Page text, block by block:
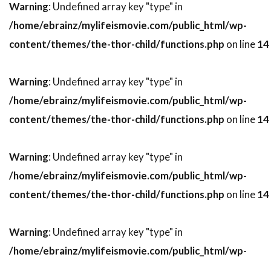
トーマス・サングスター
トーマス・ジェーン
トーマス・タル
トーマス・フォン・プレムセン
トーマス・マッカーシー
トーマス・マン
ドイツ
ドゥニ・ヴィルヌーヴ
ドディ・ドーン
ドナルド・J・リー・Jr
ドナルド・サザーランド
ドナ・ジグリオッティ
ドナ・リード
ドノヴァン・スコット
ドミニク・ウェスト
ドミニク・セナ
ドミニク・ピノン
Warning: Undefined array key "type" in
/home/ebrainz/mylifeismovie.com/public_html/wp-
content/themes/the-thor-child/functions.php on line14
Warning: Undefined array key "type" in
/home/ebrainz/mylifeismovie.com/public_html/wp-
content/themes/the-thor-child/functions.php on line14
Warning: Undefined array key "type" in
/home/ebrainz/mylifeismovie.com/public_html/wp-
content/themes/the-thor-child/functions.php on line14
Warning: Undefined array key "type" in
/home/ebrainz/mylifeismovie.com/public_html/wp-